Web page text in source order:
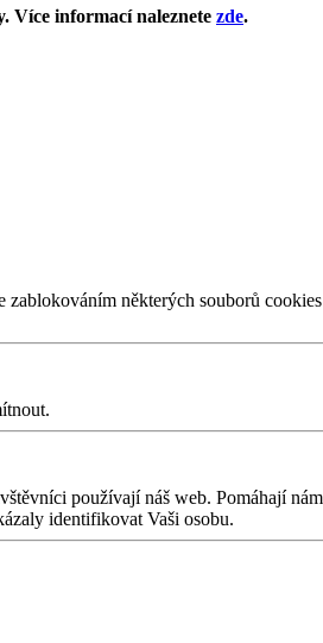
Více informací naleznete zde.
některých souborů
používají náš web. Pomáhají
identifikovat Vaši osobu.